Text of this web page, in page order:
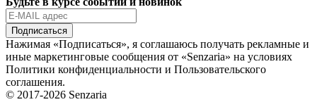
Подписаться
Нажимая «Подписаться», я соглашаюсь получать рекламные и
иные маркетинговые сообщения от «Senzaria» на условиях
Политики конфиденциальности и Пользовательского
соглашения.
© 2017-2026 Senzaria